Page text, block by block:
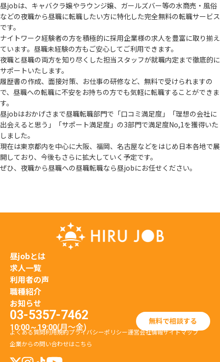
昼jobは、キャバクラ嬢やラウンジ嬢、ガールズバー等の水商売・風俗
などの夜職から昼職に転職したい方に特化した完全無料の転職サービス
です。
ナイトワーク経験者の方を積極的に採用企業様の求人を豊富に取り揃え
ています。 昼職未経験の方もご安心してご利用できます。
夜職と昼職の両方を知り尽くした担当スタッフが就職内定まで徹底的に
サポートいたします。
履歴書の作成、面接対策、お仕事の研修など、無料で受けられますの
で、 昼職への転職に不安をお持ちの方でも気軽に転職することができま
す。
昼jobはおかげさまで昼職転職部門で「口コミ満足度」「理想の会社に
出会えると思う」
「サポート満足度」の3部門で満足度No,1を獲得いた
しました。
現在は東京都内を中心に大阪、福岡、名古屋などをはじめ日本各地で展
開しており、 今後もさらに拡大していく予定です。
ぜひ、夜職から昼職への昼職転職なら昼jobにお任せください。
昼jobとは
求人一覧
利用者の声
職種紹介
お知らせ
03-5357-7462
10:00～19:00(月〜金) 無料で相談する
よくある質問利用規約プライバシーポリシー運営会社情報サイトマップ
企業からの問い合わせはこちら